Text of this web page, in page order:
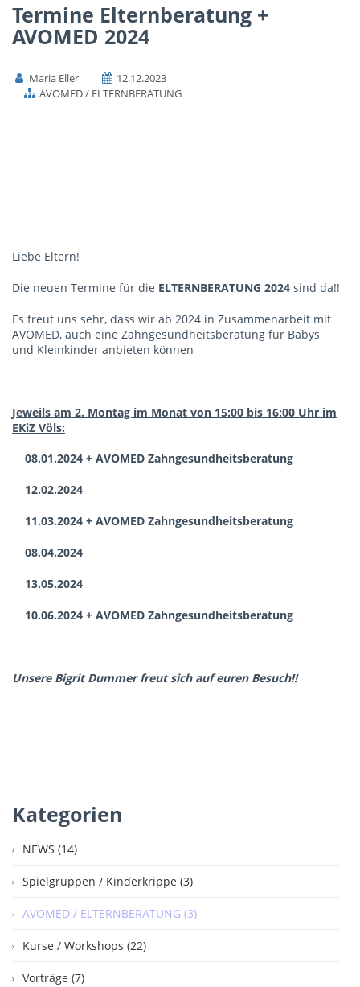
Termine Elternberatung +
AVOMED 2024
Maria Eller
12.12.2023
AVOMED / ELTERNBERATUNG
Liebe Eltern!
Die neuen Termine für die ELTERNBERATUNG 2024 sind da!!
Es freut uns sehr, dass wir ab 2024 in Zusammenarbeit mit
AVOMED, auch eine Zahngesundheitsberatung für Babys
und Kleinkinder anbieten können
Jeweils am 2. Montag im Monat von 15:00 bis 16:00 Uhr im
EKiZ Völs:
08.01.2024 + AVOMED Zahngesundheitsberatung
12.02.2024
11.03.2024 + AVOMED Zahngesundheitsberatung
08.04.2024
13.05.2024
10.06.2024 + AVOMED Zahngesundheitsberatung
Unsere Bigrit Dummer freut sich auf euren Besuch!!
Kategorien
NEWS (14)
Spielgruppen / Kinderkrippe (3)
AVOMED / ELTERNBERATUNG (3)
Kurse / Workshops (22)
Vorträge (7)